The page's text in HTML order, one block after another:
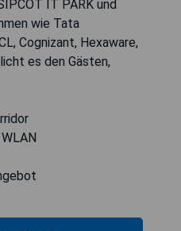
IT PARK und
wie Tata
Cognizant, Hexaware,
es den Gästen,